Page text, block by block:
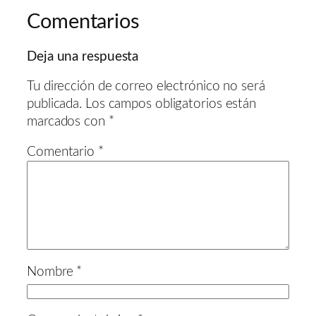
Comentarios
Deja una respuesta
Tu dirección de correo electrónico no será
publicada. Los campos obligatorios están
marcados con *
Comentario *
Nombre *